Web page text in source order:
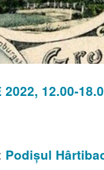
2022, 12.00-
Podișul